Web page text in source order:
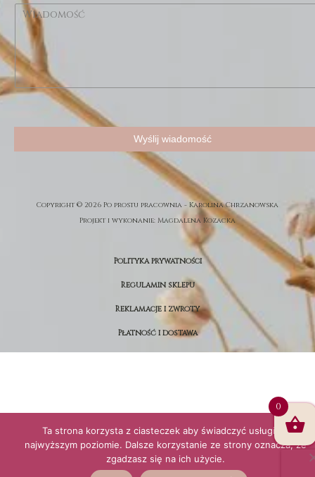
Wyślij wiadomość
Copyright © 2026 Po prostu pracownia - Karolina Chrzanowska
Projekt i wykonanie: Magdalena Kozacka
Polityka prywatności
Regulamin sklepu
Reklamacje i zwroty
Płatność i dostawa
0
Ta strona korzysta z ciasteczek aby świadczyć usługi na
najwyższym poziomie. Dalsze korzystanie ze strony oznacza, że
zgadzasz się na ich użycie.